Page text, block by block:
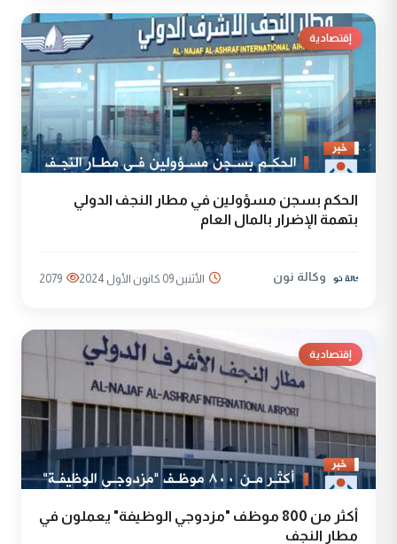
إقتصادية
الحكم بسجن مسؤولين في مطار النجف الدولي
بتهمة الإضرار بالمال العام
وكالة نون الأثنين 09 كانون الأول 2024 2079
إقتصادية
أكثر من 800 موظف "مزدوجي الوظيفة" يعملون في
مطار النجف